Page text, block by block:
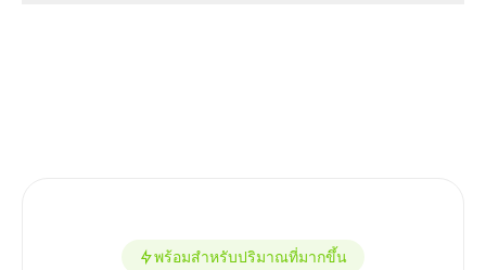
พร้อมสำหรับปริมาณที่มากขึ้น